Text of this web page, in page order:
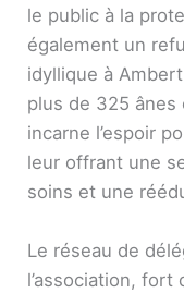
le public à la
également un
idyllique à
plus de 325
incarne l’espoir
leur offrant une
soins et une
Le réseau de
l’association, fort